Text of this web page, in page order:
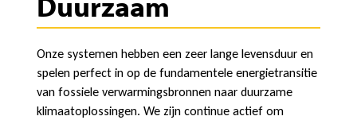
Onze systemen hebben een zeer lange levensduur en
spelen perfect in op de fundamentele energietransitie
van fossiele verwarmingsbronnen naar duurzame
klimaatoplossingen. We zijn continue actief om